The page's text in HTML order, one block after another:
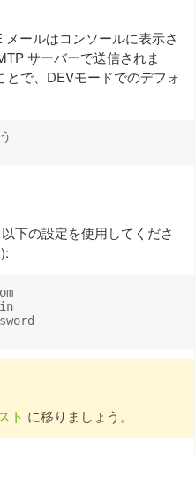
ールはコンソールに表示さ
サーバーで送信されま
で、DEVモードでのデフォ
下の設定を使用してくださ
ト に移りましょう。